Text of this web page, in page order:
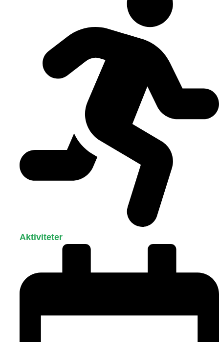
Aktiviteter